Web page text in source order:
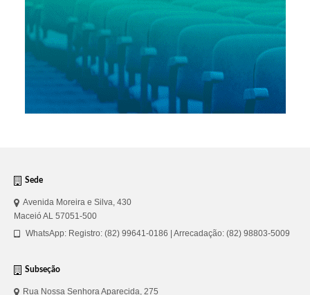
Sede
Avenida Moreira e Silva, 430
Maceió AL 57051-500
WhatsApp: Registro: (82) 99641-0186 | Arrecadação: (82) 98803-5009
Subseção
Rua Nossa Senhora Aparecida, 275